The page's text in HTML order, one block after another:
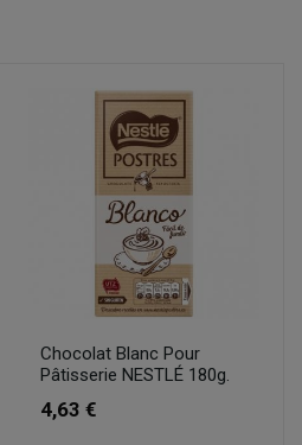
Chocolat Blanc Pour
Pâtisserie NESTLÉ 180g.
4,63 €